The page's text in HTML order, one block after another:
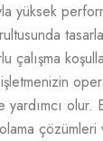
yüksek
çalışma
yardımcı olur.